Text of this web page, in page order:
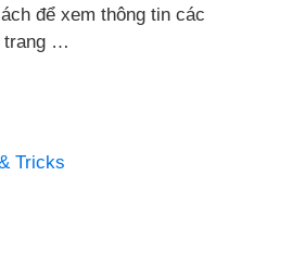
để xem thông tin các
trang …
Tricks